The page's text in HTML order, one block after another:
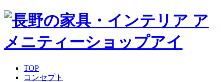
TOP
コンセプト